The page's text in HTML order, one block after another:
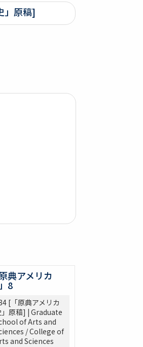
」原稿]
原典アメリカ
8
[「原典アメリカ
」原稿] | Graduate
of Arts and
/ College of
and Sciences